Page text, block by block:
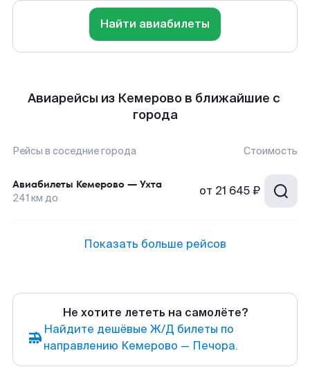
Найти авиабилеты
Авиарейсы из Кемерово в ближайшие с
города
Рейсы в соседние города Стоимость
Авиабилеты Кемерово — Ухта
241 км до от 21 645 ₽
Показать больше рейсов
Не хотите лететь на самолёте?
Найдите дешёвые Ж/Д билеты по
направлению Кемерово — Печора.